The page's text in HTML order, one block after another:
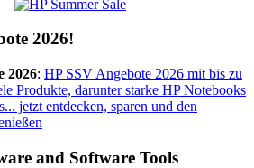
2026!
2026: HP SSV Angebote 2026 mit bis zu
Produkte, darunter starke HP Notebooks
jetzt entdecken, sparen und den
and Software Tools